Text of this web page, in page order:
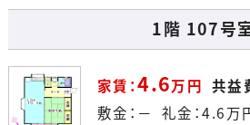
1階 107号
家賃：4.6万円 共益
敷金：－ 礼金：4.6万